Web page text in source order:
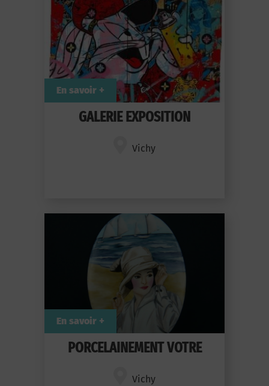
GALERIE EXPOSITION
Vichy
En savoir +
PORCELAINEMENT VOTRE
Vichy
En savoir +